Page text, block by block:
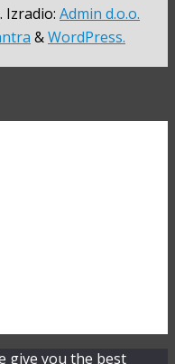
Izradio: Admin d.o.o.
&WordPress.
give you the best